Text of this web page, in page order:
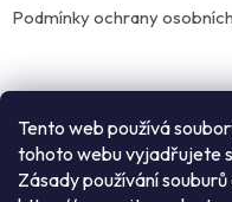
Tento web používá
tohoto webu vyjadřujete
Zásady používání
Podmínky ochrany
Instagram